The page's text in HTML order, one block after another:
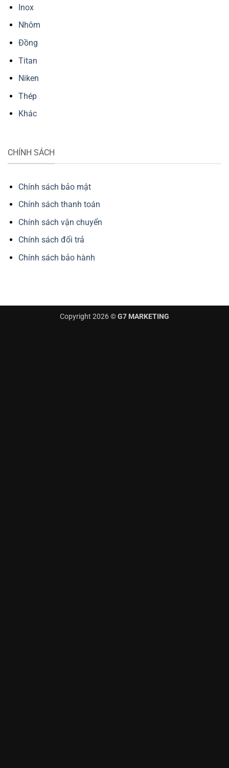
Inox
Nhôm
Đồng
Titan
Niken
Thép
Khác
CHÍNH SÁCH
Chính sách bảo mật
Chính sách thanh toán
Chính sách vận chuyển
Chính sách đổi trả
Chính sách bảo hành
Copyright 2026 ©G7 MARKETING